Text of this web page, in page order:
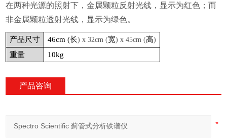
在两种光源的照射下，金属颗粒反射光线，显示为红色；而
非金属颗粒透射光线，显示为绿色。
产品尺寸 46cm (长) x 32cm (宽) x 45cm (高)
重量 10kg
产品咨询